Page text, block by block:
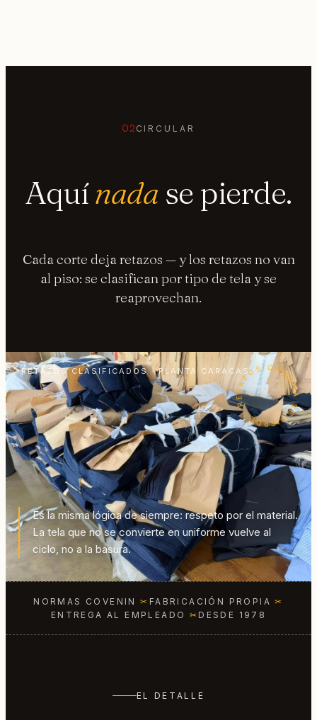
02CIRCULAR
Aquínada se pierde.
Cada corte deja retazos — y los retazos no van
al piso: se clasifican por tipo de tela y se
reaprovechan.
RETAZOS CLASIFICADOS · PLANTA CARACAS
Es la misma lógica de siempre: respeto por el material.
La tela que no se convierte en uniforme vuelve al
ciclo, no a la basura.
NADA SE PIERDE · RETAZOS QUE VUELVEN ·
NORMAS COVENIN ✂ FABRICACIÓN PROPIA ✂
ENTREGA AL EMPLEADO ✂ DESDE 1978
EL DETALLE